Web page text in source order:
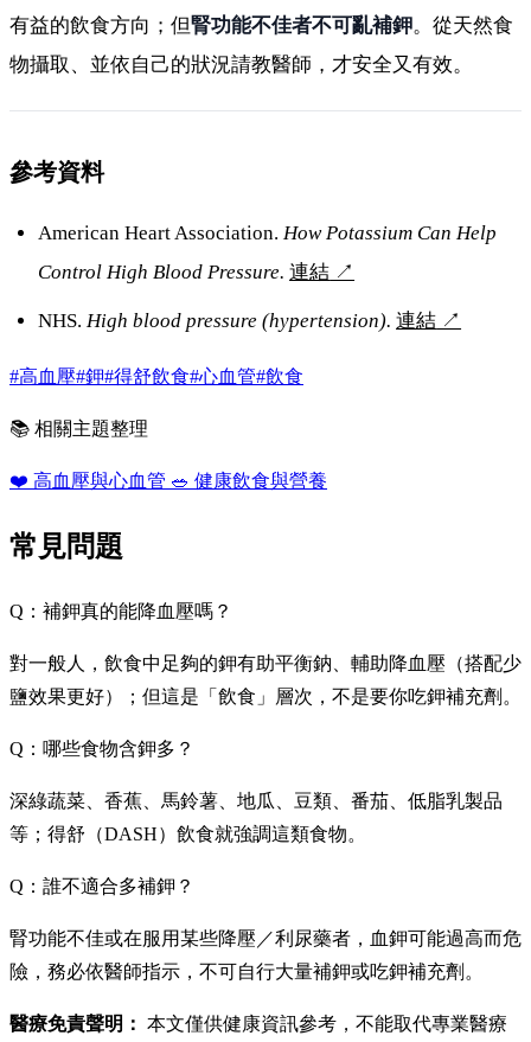
有益的飲食方向；但腎功能不佳者不可亂補鉀。從天然食
物攝取、並依自己的狀況請教醫師，才安全又有效。
參考資料
American Heart Association. How Potassium Can Help
Control High Blood Pressure. 連結 ↗
NHS.High blood pressure (hypertension). 連結 ↗
#高血壓#鉀#得舒飲食#心血管#飲食
📚 相關主題整理
❤️ 高血壓與心血管 🥗 健康飲食與營養
常見問題
Q：補鉀真的能降血壓嗎？
對一般人，飲食中足夠的鉀有助平衡鈉、輔助降血壓（搭配少
鹽效果更好）；但這是「飲食」層次，不是要你吃鉀補充劑。
Q：哪些食物含鉀多？
深綠蔬菜、香蕉、馬鈴薯、地瓜、豆類、番茄、低脂乳製品
等；得舒（DASH）飲食就強調這類食物。
Q：誰不適合多補鉀？
腎功能不佳或在服用某些降壓／利尿藥者，血鉀可能過高而危
險，務必依醫師指示，不可自行大量補鉀或吃鉀補充劑。
醫療免責聲明： 本文僅供健康資訊參考，不能取代專業醫療